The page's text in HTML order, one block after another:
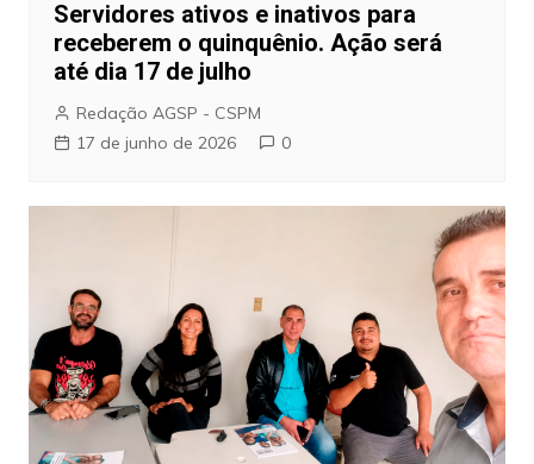
Servidores ativos e inativos para
receberem o quinquênio. Ação será
até dia 17 de julho
Redação AGSP - CSPM
17 de junho de 2026
0